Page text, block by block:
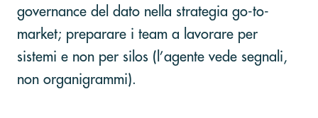
governance del dato nella strategia go-to-
market; preparare i team a lavorare per
sistemi e non per silos (l’agente vede segnali,
non organigrammi).